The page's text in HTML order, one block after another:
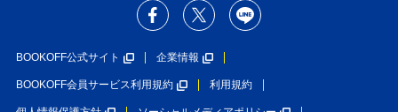
BOOKOFF公式サイト 企業情報
BOOKOFF会員サービス利用規約 利用規約